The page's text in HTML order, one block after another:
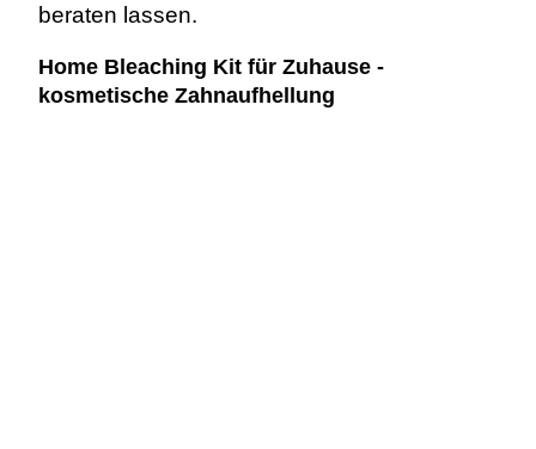
beraten lassen.
Home Bleaching Kit für Zuhause -
kosmetische Zahnaufhellung